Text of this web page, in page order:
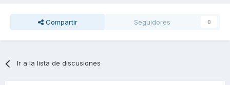
Compartir Seguidores 0
Ir a la lista de discusiones